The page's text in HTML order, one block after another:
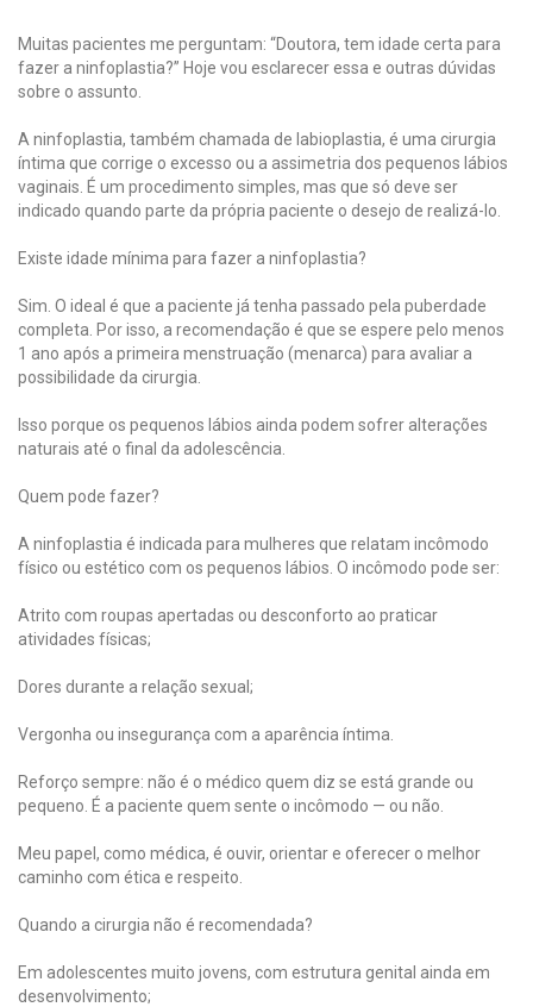
Muitas pacientes me perguntam: “Doutora, tem idade certa para
fazer a ninfoplastia?” Hoje vou esclarecer essa e outras dúvidas
sobre o assunto.
A ninfoplastia, também chamada de labioplastia, é uma cirurgia
íntima que corrige o excesso ou a assimetria dos pequenos lábios
vaginais. É um procedimento simples, mas que só deve ser
indicado quando parte da própria paciente o desejo de realizá-lo.
Existe idade mínima para fazer a ninfoplastia?
Sim. O ideal é que a paciente já tenha passado pela puberdade
completa. Por isso, a recomendação é que se espere pelo menos
1 ano após a primeira menstruação (menarca) para avaliar a
possibilidade da cirurgia.
Isso porque os pequenos lábios ainda podem sofrer alterações
naturais até o final da adolescência.
Quem pode fazer?
A ninfoplastia é indicada para mulheres que relatam incômodo
físico ou estético com os pequenos lábios. O incômodo pode ser:
Atrito com roupas apertadas ou desconforto ao praticar
atividades físicas;
Dores durante a relação sexual;
Vergonha ou insegurança com a aparência íntima.
Reforço sempre: não é o médico quem diz se está grande ou
pequeno. É a paciente quem sente o incômodo — ou não.
Meu papel, como médica, é ouvir, orientar e oferecer o melhor
caminho com ética e respeito.
Quando a cirurgia não é recomendada?
Em adolescentes muito jovens, com estrutura genital ainda em
desenvolvimento;